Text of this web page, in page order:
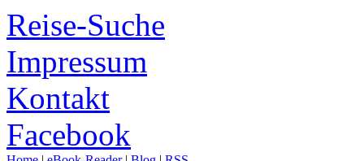
Reise-Suche
Impressum
Kontakt
Facebook